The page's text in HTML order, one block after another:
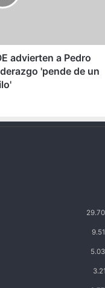
advierten a Pedro
'pende de un